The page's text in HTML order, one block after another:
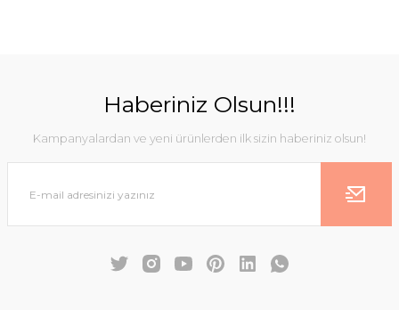
Haberiniz Olsun!!!
Kampanyalardan ve yeni ürünlerden ilk sizin haberiniz olsun!